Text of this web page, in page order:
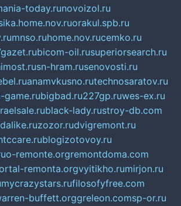
today.runovoizol.ru
orakul.spb.ru
mnso.ruhome.nov.rucemko.ru
bicom-oil.rusuperiorsearch.ru
sn-hram.rusenovosti.ru
anamvkusno.rutechnosaratov.ru
game.rubigbad.ru227gp.ruwes-ex.ru
black-lady.rustroy-db.com
zozor.rudvigremont.ru
blogizotovoy.ru
o-remonte.orgremontdoma.com
remonta.orgvyitikho.rumirjon.ru
mycrazystars.rufilosofyfree.com
buffett.orggreleon.comsp-or.ru